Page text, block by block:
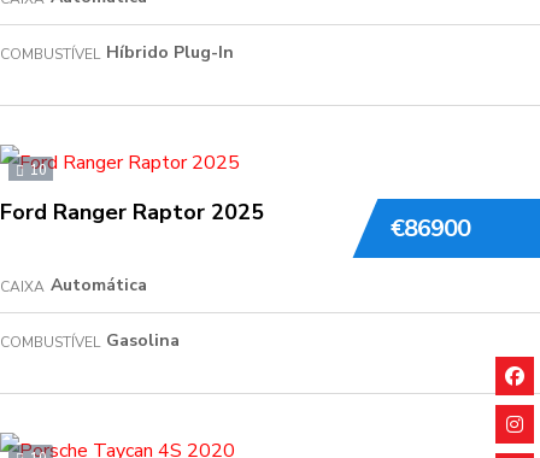
COMBUSTÍVEL Híbrido Plug-In
10
€86900
Ford Ranger Raptor 2025
CAIXA Automática
COMBUSTÍVEL Gasolina